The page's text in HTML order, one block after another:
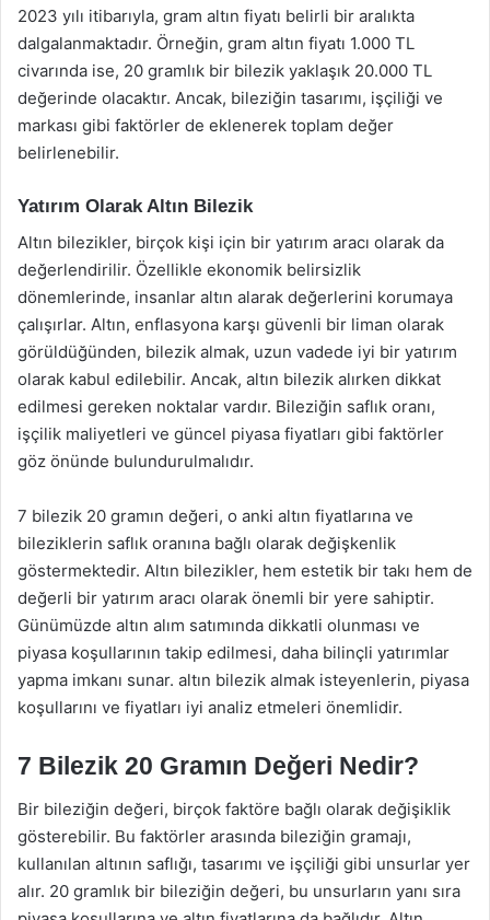
2023 yılı itibarıyla, gram altın fiyatı belirli bir aralıkta
dalgalanmaktadır. Örneğin, gram altın fiyatı 1.000 TL
civarında ise, 20 gramlık bir bilezik yaklaşık 20.000 TL
değerinde olacaktır. Ancak, bileziğin tasarımı, işçiliği ve
markası gibi faktörler de eklenerek toplam değer
belirlenebilir.
Yatırım Olarak Altın Bilezik
Altın bilezikler, birçok kişi için bir yatırım aracı olarak da
değerlendirilir. Özellikle ekonomik belirsizlik
dönemlerinde, insanlar altın alarak değerlerini korumaya
çalışırlar. Altın, enflasyona karşı güvenli bir liman olarak
görüldüğünden, bilezik almak, uzun vadede iyi bir yatırım
olarak kabul edilebilir. Ancak, altın bilezik alırken dikkat
edilmesi gereken noktalar vardır. Bileziğin saflık oranı,
işçilik maliyetleri ve güncel piyasa fiyatları gibi faktörler
göz önünde bulundurulmalıdır.
7 bilezik 20 gramın değeri, o anki altın fiyatlarına ve
bileziklerin saflık oranına bağlı olarak değişkenlik
göstermektedir. Altın bilezikler, hem estetik bir takı hem de
değerli bir yatırım aracı olarak önemli bir yere sahiptir.
Günümüzde altın alım satımında dikkatli olunması ve
piyasa koşullarının takip edilmesi, daha bilinçli yatırımlar
yapma imkanı sunar. altın bilezik almak isteyenlerin, piyasa
koşullarını ve fiyatları iyi analiz etmeleri önemlidir.
7 Bilezik 20 Gramın Değeri Nedir?
Bir bileziğin değeri, birçok faktöre bağlı olarak değişiklik
gösterebilir. Bu faktörler arasında bileziğin gramajı,
kullanılan altının saflığı, tasarımı ve işçiliği gibi unsurlar yer
alır. 20 gramlık bir bileziğin değeri, bu unsurların yanı sıra